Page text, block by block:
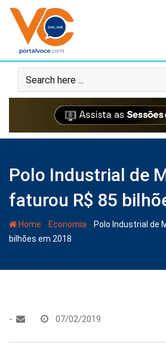
Polo Industrial de
faturou R$ 85
Home - Economia - Polo Industrial de
bilhões em 2018
- 07/02/2019